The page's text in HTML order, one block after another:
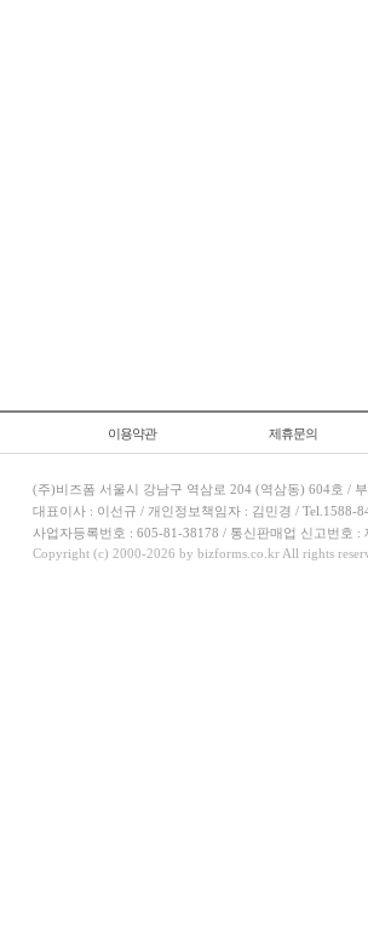
이용약관 제휴문의
(주)비즈폼 서울시 강남구 역삼로 204 (역삼동) 604호 /
대표이사 : 이선규 / 개인정보책임자 : 김민경 / Tel.1588-
사업자등록번호 : 605-81-38178 / 통신판매업 신고번호 :
Copyright (c) 2000-2026 by bizforms.co.kr All rights